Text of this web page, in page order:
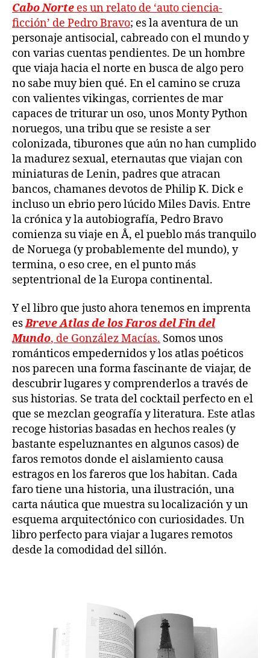
Cabo Norte es un relato de ‘auto ciencia-
ficción’ de Pedro Bravo; es la aventura de un
personaje antisocial, cabreado con el mundo y
con varias cuentas pendientes. De un hombre
que viaja hacia el norte en busca de algo pero
no sabe muy bien qué. En el camino se cruza
con valientes vikingas, corrientes de mar
capaces de triturar un oso, unos Monty Python
noruegos, una tribu que se resiste a ser
colonizada, tiburones que aún no han cumplido
la madurez sexual, eternautas que viajan con
miniaturas de Lenin, padres que atracan
bancos, chamanes devotos de Philip K. Dick e
incluso un ebrio pero lúcido Miles Davis. Entre
la crónica y la autobiografía, Pedro Bravo
comienza su viaje en Å, el pueblo más tranquilo
de Noruega (y probablemente del mundo), y
termina, o eso cree, en el punto más
septentrional de la Europa continental.
Y el libro que justo ahora tenemos en imprenta
esBreve Atlas de los Faros del Fin del
Mundo, de González Macías. Somos unos
románticos empedernidos y los atlas poéticos
nos parecen una forma fascinante de viajar, de
descubrir lugares y comprenderlos a través de
sus historias. Se trata del cocktail perfecto en el
que se mezclan geografía y literatura. Este atlas
recoge historias basadas en hechos reales (y
bastante espeluznantes en algunos casos) de
faros remotos donde el aislamiento causa
estragos en los fareros que los habitan. Cada
faro tiene una historia, una ilustración, una
carta náutica que muestra su localización y un
esquema arquitectónico con curiosidades. Un
libro perfecto para viajar a lugares remotos
desde la comodidad del sillón.